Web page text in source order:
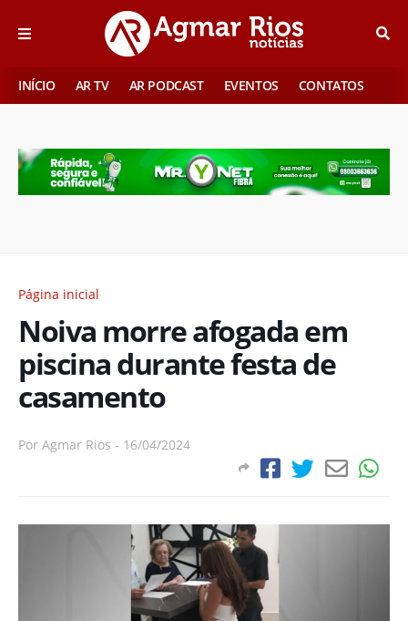
INÍCIO AR TV AR PODCAST EVENTOS CONTATOS
Página inicial
Noiva morre afogada em
piscina durante festa de
casamento
Por Agmar Rios - 16/04/2024